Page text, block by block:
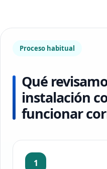
Proceso habitual
Qué
instalación
funcionar
1